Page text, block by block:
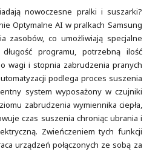
nowoczesne pralki i suszarki?
Optymalne AI w pralkach Samsung
zasobów, co umożliwiają specjalne
programu, potrzebną ilość
wagi i stopnia zabrudzenia pranych
podlega proces suszenia
system wyposażony w czujniki
zabrudzenia wymiennika ciepła,
czas suszenia chroniąc ubrania i
Zwieńczeniem tych funkcji
urządzeń połączonych ze sobą za